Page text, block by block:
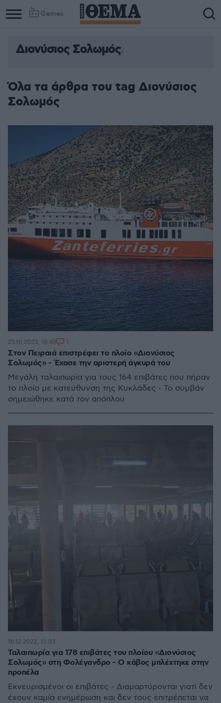
Games
Διονύσιος Σολωμός
Όλα τα άρθρα του tag Διονύσιος
Σολωμός
Στον Πειραιά επιστρέφει το πλοίο «Διονύσιος
Σολωμός» - Έχασε την αριστερή άγκυρά του
Μεγάλη ταλαιπωρία για τους 164 επιβάτες που πήραν
το πλοίο με κατεύθυνση της Κυκλάδες - Το συμβάν
σημειώθηκε κατά τον απόπλου
25.10.2023, 16:40 1
Ταλαιπωρία για 178 επιβάτες του πλοίου «Διονύσιος
Σολωμός» στη Φολέγανδρο - Ο κάβος μπλέχτηκε στην
προπέλα
Εκνευρισμένοι οι επιβάτες - Διαμαρτύρονται γιατί δεν
έχουν καμία ενημέρωση και δεν τους επιτρέπεται να
18.12.2022, 15:03